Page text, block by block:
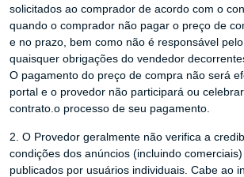
solicitados ao comprador de acordo com o
quando o comprador não pagar o preço de
e no prazo, bem como não é responsável
quaisquer obrigações do vendedor
O pagamento do preço de compra não será
portal e o provedor não participará ou
contrato.o processo de seu pagamento.
2. O Provedor geralmente não verifica a
condições dos anúncios (incluindo
publicados por usuários individuais. Cabe ao